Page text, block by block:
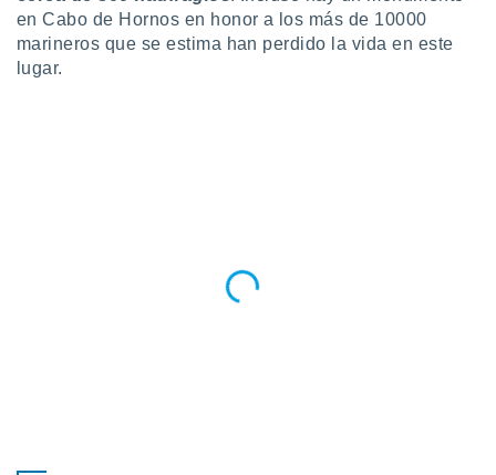
en Cabo de Hornos en honor a los más de 10000
marineros que se estima han perdido la vida en este
lugar.